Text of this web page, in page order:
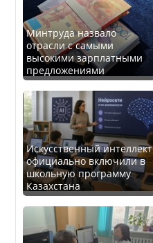
Минтруда назвало
отрасли с самыми
высокими зарплатными
предложениями
Искусственный интеллект
официально включили в
школьную программу
Казахстана